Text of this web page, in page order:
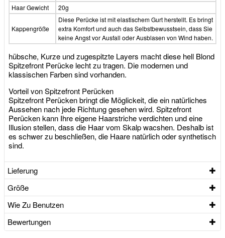
Haar Gewicht
20g
Kappengröße
Diese Perücke ist mit elastischem Gurt herstellt. Es bringt
extra Komfort und auch das Selbstbewusstsein, dass Sie
keine Angst vor Ausfall oder Ausblasen von Wind haben.
hübsche, Kurze und zugespitzte Layers macht diese hell Blond
Spitzefront Perücke lecht zu tragen. Die modernen und
klassischen Farben sind vorhanden.
Vorteil von Spitzefront Perücken
Spitzefront Perücken bringt die Möglickeit, die ein natürliches
Aussehen nach jede Richtung gesehen wird. Spitzefront
Perücken kann Ihre eigene Haarstriche verdichten und eine
Illusion stellen, dass die Haar vom Skalp wacshen. Deshalb ist
es schwer zu beschließen, die Haare natürlich oder synthetisch
sind.
Lieferung
Größe
Wie Zu Benutzen
Bewertungen